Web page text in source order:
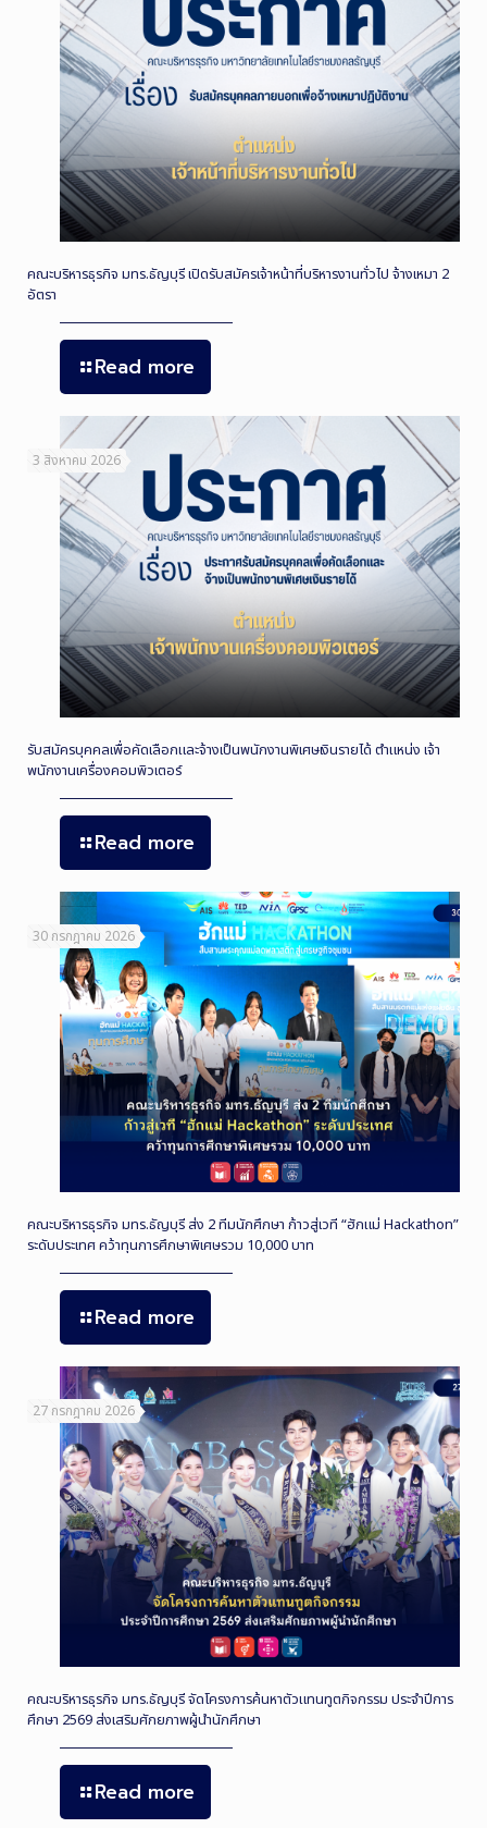
คณะบริหารธุรกิจ มทร.ธัญบุรี เปิดรับสมัครเจ้าหน้าที่บริหารงานทั่วไป จ้างเหมา 2
อัตรา
Read more
3 สิงหาคม 2026
รับสมัครบุคคลเพื่อคัดเลือกและจ้างเป็นพนักงานพิเศษเงินรายได้ ตำแหน่ง เจ้า
พนักงานเครื่องคอมพิวเตอร์
Read more
30 กรกฎาคม 2026
คณะบริหารธุรกิจ มทร.ธัญบุรี ส่ง 2 ทีมนักศึกษา ก้าวสู่เวที “ฮักแม่ Hackathon”
ระดับประเทศ คว้าทุนการศึกษาพิเศษรวม 10,000 บาท
Read more
27 กรกฎาคม 2026
คณะบริหารธุรกิจ มทร.ธัญบุรี จัดโครงการค้นหาตัวแทนทูตกิจกรรม ประจำปีการ
ศึกษา 2569 ส่งเสริมศักยภาพผู้นำนักศึกษา
Read more